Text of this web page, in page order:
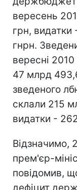
вересень
грн,
гнрн.
вересні
47 млрд
зведеного
склали 215
видатки -
Відзначимо,
прем'єр-
повідомив,